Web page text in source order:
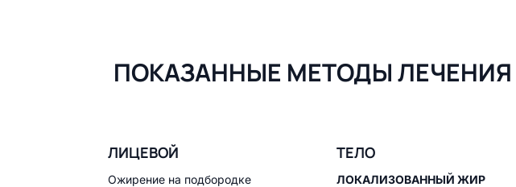
ПОКАЗАННЫЕ МЕТОДЫ ЛЕЧЕНИЯ
ЛИЦЕВОЙ
Ожирение на подбородке
ТЕЛО
ЛОКАЛИЗОВАННЫЙ ЖИР